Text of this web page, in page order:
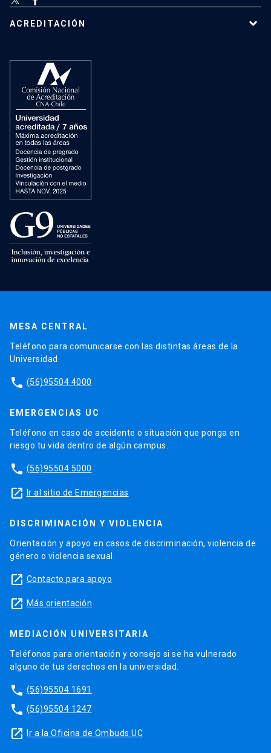
ACREDITACIÓN
MESA CENTRAL
Teléfono para comunicarse con las distintas áreas de la
Universidad.
phone (56)95504 4000
EMERGENCIAS UC
Teléfono en caso de accidente o situación que ponga en
riesgo tu vida dentro de algún campus.
phone (56)95504 5000
launch Ir al sitio de Emergencias
DISCRIMINACIÓN Y VIOLENCIA
Orientación y apoyo en casos de discriminación, violencia de
género o violencia sexual.
launch Contacto para apoyo
launch Más orientación
MEDIACIÓN UNIVERSITARIA
Teléfonos para orientación y consejo si se ha vulnerado
alguno de tus derechos en la universidad.
phone (56)95504 1691
phone (56)95504 1247
launch Ir a la Oficina de Ombuds UC